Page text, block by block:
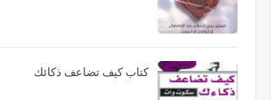
كتاب كيف تضاعف ذكائك